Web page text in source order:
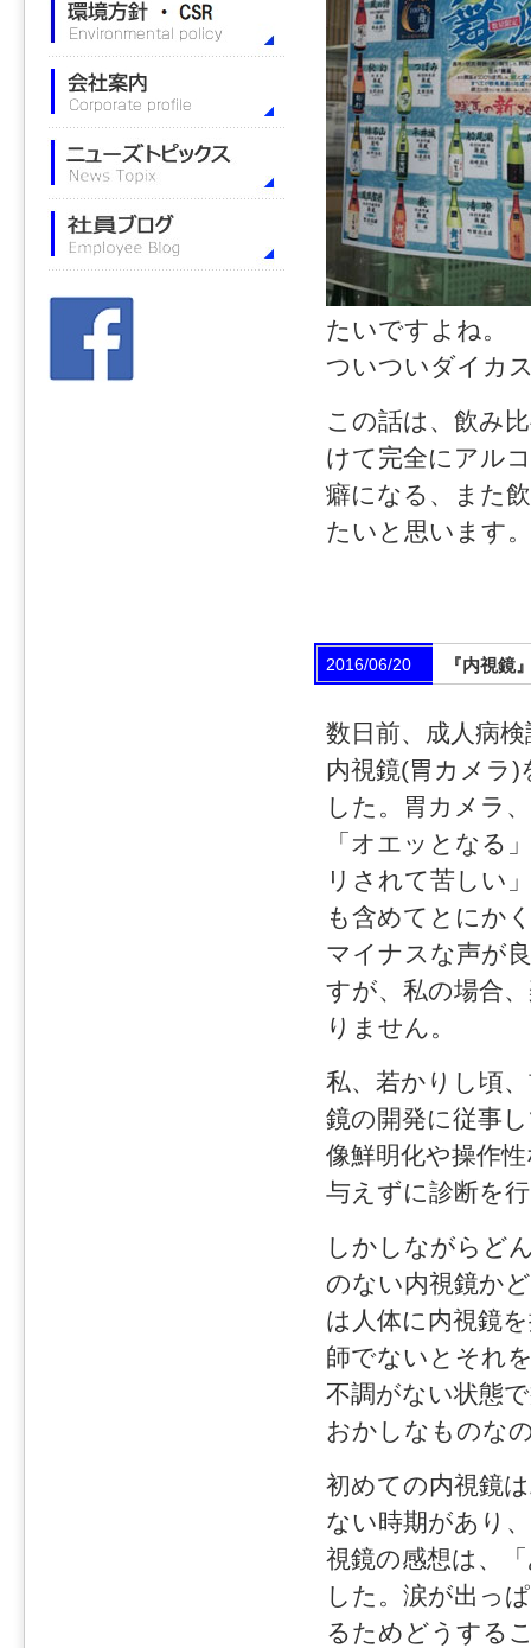
たいですよね。
ついついダイカ
この話は、飲み
けて完全にアル
癖になる、また
たいと思います。
2016/06/20 『内視鏡
数日前、成人病
内視鏡(胃カメラ)
した。胃カメラ
「オエッとなる
リされて苦しい
も含めてとにか
マイナスな声が
すが、私の場合
りません。
私、若かりし頃
鏡の開発に従事
像鮮明化や操作
与えずに診断を
しかしながらど
のない内視鏡か
は人体に内視鏡
師でないとそれ
不調がない状態
おかしなものな
初めての内視鏡
ない時期があり
視鏡の感想は、
した。涙が出っ
るためどうする